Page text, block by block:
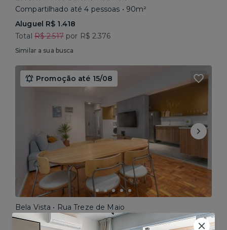
Compartilhado até 4 pessoas • 90m²
Aluguel R$ 1.418
Total R$ 2.517por R$ 2.376
Similar a sua busca
Promoção até 15/08
Bela Vista • Rua Treze de Maio
Compartilhado até 5 pessoas • 160m²